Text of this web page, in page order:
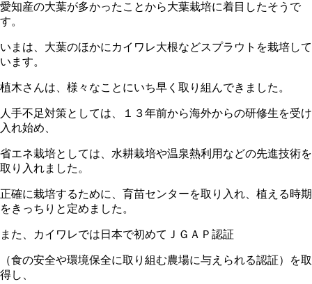
愛知産の大葉が多かったことから大葉栽培に着目したそうで
す。
いまは、大葉のほかにカイワレ大根などスプラウトを栽培して
います。
植木さんは、様々なことにいち早く取り組んできました。
人手不足対策としては、１３年前から海外からの研修生を受け
入れ始め、
省エネ栽培としては、水耕栽培や温泉熱利用などの先進技術を
取り入れました。
正確に栽培するために、育苗センターを取り入れ、植える時期
をきっちりと定めました。
また、カイワレでは日本で初めてＪＧＡＰ認証
（食の安全や環境保全に取り組む農場に与えられる認証）を取
得し、